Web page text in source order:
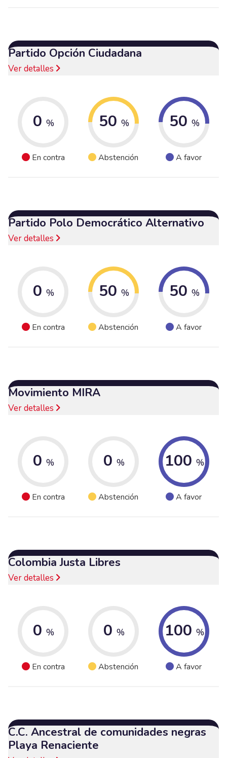
Partido Opción Ciudadana
Ver detalles
0 %
En contra
50 %
Abstención
50 %
A favor
Partido Polo Democrático Alternativo
Ver detalles
0 %
En contra
50 %
Abstención
50 %
A favor
Movimiento MIRA
Ver detalles
0 %
En contra
0 %
Abstención
100 %
A favor
Colombia Justa Libres
Ver detalles
0 %
En contra
0 %
Abstención
100 %
A favor
C.C. Ancestral de comunidades negras
Playa Renaciente